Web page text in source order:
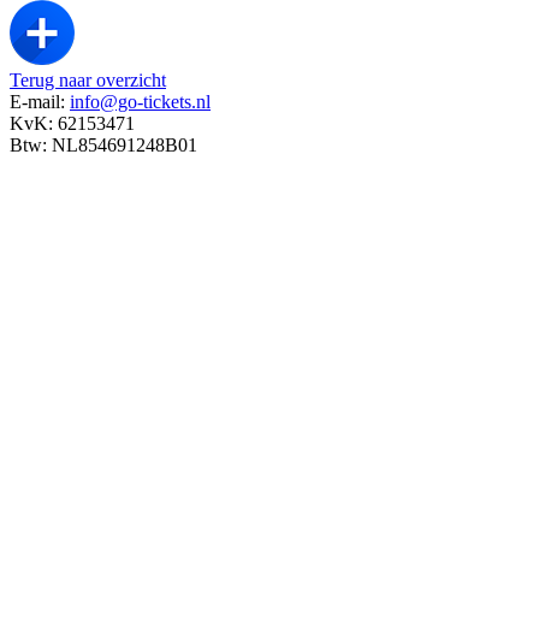
Terug naar overzicht
E-mail: info@go-tickets.nl
KvK: 62153471
Btw: NL854691248B01